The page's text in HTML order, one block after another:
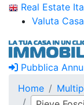
Real Estate
Valuta Casa
Pubblica
Home